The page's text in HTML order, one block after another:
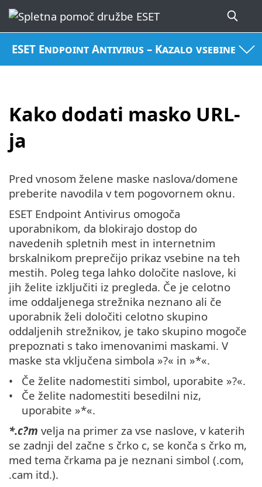
ESET Endpoint Antivirus – Kazalo vsebine
Kako dodati masko URL-
ja
Pred vnosom želene maske naslova/domene
preberite navodila v tem pogovornem oknu.
ESET Endpoint Antivirus omogoča
uporabnikom, da blokirajo dostop do
navedenih spletnih mest in internetnim
brskalnikom preprečijo prikaz vsebine na teh
mestih. Poleg tega lahko določite naslove, ki
jih želite izključiti iz pregleda. Če je celotno
ime oddaljenega strežnika neznano ali če
uporabnik želi določiti celotno skupino
oddaljenih strežnikov, je tako skupino mogoče
prepoznati s tako imenovanimi maskami. V
maske sta vključena simbola »?« in »*«.
Če želite nadomestiti simbol, uporabite »?«.
Če želite nadomestiti besedilni niz,
uporabite »*«.
*.c?m velja na primer za vse naslove, v katerih
se zadnji del začne s črko c, se konča s črko m,
med tema črkama pa je neznani simbol (.com,
.cam itd.).